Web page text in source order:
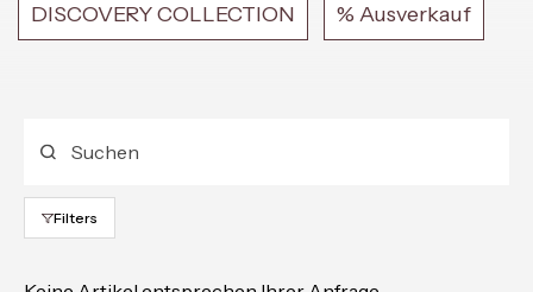
DISCOVERY COLLECTION % Ausverkauf
Filters